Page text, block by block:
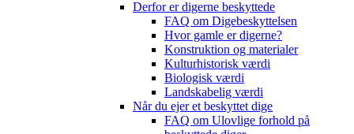
Derfor er digerne beskyttede
FAQ om Digebeskyttelsen
Hvor gamle er digerne?
Konstruktion og materialer
Kulturhistorisk værdi
Biologisk værdi
Landskabelig værdi
Når du ejer et beskyttet dige
FAQ om Ulovlige forhold på